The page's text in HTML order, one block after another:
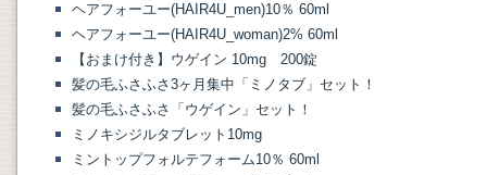
ヘアフォーユー(HAIR4U_men)10％ 60ml
ヘアフォーユー(HAIR4U_woman)2% 60ml
【おまけ付き】ウゲイン 10mg 200錠
髪の毛ふさふさ3ヶ月集中「ミノタブ」セット！
髪の毛ふさふさ「ウゲイン」セット！
ミノキシジルタブレット10mg
ミントップフォルテフォーム10％ 60ml